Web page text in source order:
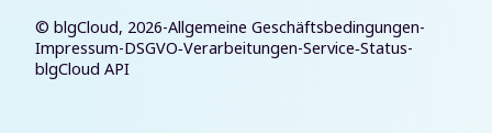
© blgCloud, 2026-Allgemeine Geschäftsbedingungen-
Impressum-DSGVO‑Verarbeitungen-Service‑Status-
blgCloud API